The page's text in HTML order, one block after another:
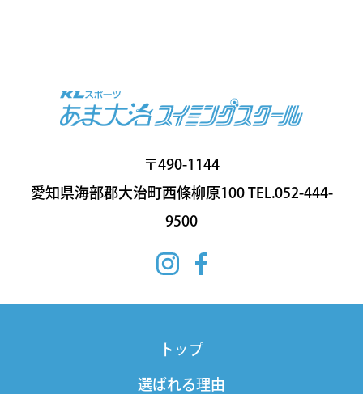
〒490-1144
愛知県海部郡大治町西條柳原100 TEL.052-444-
9500
トップ
選ばれる理由